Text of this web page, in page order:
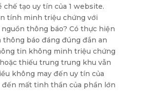
tạo uy tín của 1 website.
tính minh triệu chứng với
thông báo? Có thực hiện
thông báo đáng đúng đắn an
tin không minh triệu chứng
thiếu trung trung khu vẫn
không may đến uy tín của
mất tinh thần của phần lớn